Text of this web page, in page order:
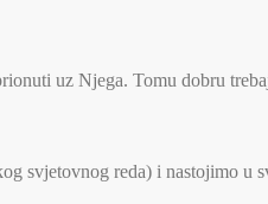
uz Njega. Tomu dobru
svjetovnog reda) i nastojimo